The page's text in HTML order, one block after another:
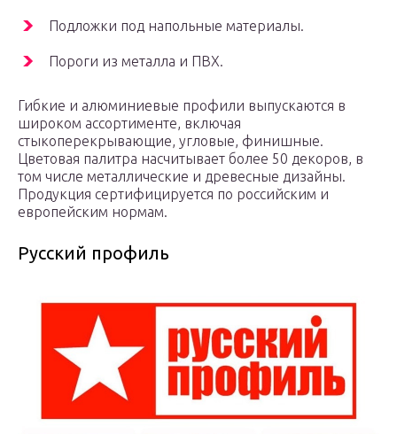
Подложки под напольные материалы.
Пороги из металла и ПВХ.
Гибкие и алюминиевые профили выпускаются в
широком ассортименте, включая
стыкоперекрывающие, угловые, финишные.
Цветовая палитра насчитывает более 50 декоров, в
том числе металлические и древесные дизайны.
Продукция сертифицируется по российским и
европейским нормам.
Русский профиль